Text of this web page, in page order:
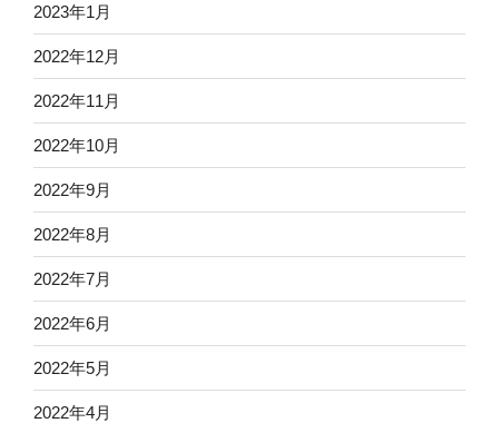
2023年1月
2022年12月
2022年11月
2022年10月
2022年9月
2022年8月
2022年7月
2022年6月
2022年5月
2022年4月